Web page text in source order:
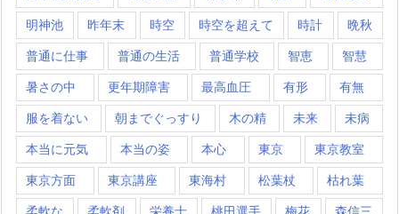
明神池 昨年末 時空 時空を超えて 時計 晩秋
普通に仕事 普通の生活 普通学校 智恵 智慧
暑さの中 更年期障害 最高血圧 有形 有無
服を着ない 朝までぐっすり 木の精 未来 未病
本当に元気 本当の姿 本心 東京 東京教室
東京方面 東京講座 東海村 松葉杖 枯れ葉